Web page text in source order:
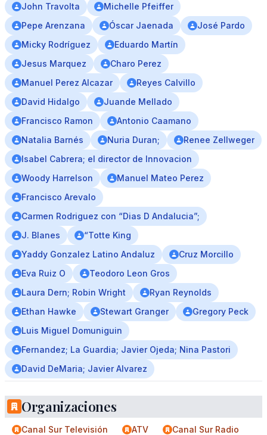
John Travolta
Michelle Pfeiffer
Pepe Arenzana
Óscar Jaenada
José Pardo
Micky Rodríguez
Eduardo Martín
Jesus Marquez
Charo Perez
Manuel Perez Alcazar
Reyes Calvillo
David Hidalgo
Juande Mellado
Francisco Ramon
Antonio Caamano
Natalia Barnés
Nuria Duran;
Renee Zellweger
Isabel Cabrera; el director de Innovacion
Woody Harrelson
Manuel Mateo Perez
Francisco Arevalo
Carmen Rodriguez con “Dias D Andalucia”;
J. Blanes
“Totte King
Yaddy Gonzalez Latino Andaluz
Cruz Morcillo
Eva Ruiz O
Teodoro Leon Gros
Laura Dern; Robin Wright
Ryan Reynolds
Ethan Hawke
Stewart Granger
Gregory Peck
Luis Miguel Domuniguin
Fernandez; La Guardia; Javier Ojeda; Nina Pastori
David DeMaria; Javier Alvarez
Organizaciones
Canal Sur Televisión ATV
Canal Sur Radio